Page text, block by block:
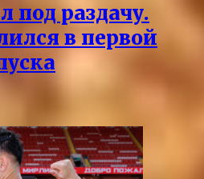
под раздачу.
в первой